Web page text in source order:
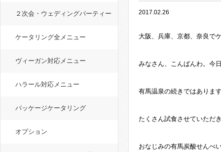
2017.02.26
大阪、兵庫、京都、奈良で
みなさん、こんばんわ。今
有馬温泉の続きではありま
たくさん試食させていただ
おなじみの有馬炭酸せんべ
２次会・ウェディングパーティー
ケータリング全メニュー
ヴィーガン対応メニュー
ハラール対応メニュー
パッケージケータリング
オプション